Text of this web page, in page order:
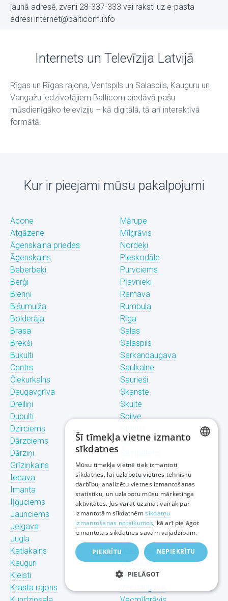
jaunā adresē, zvani 28-337-333 vai raksti uz е-pasta
adresi internet@balticom.info
Internets un Televīzija Latvijā
Rīgas un Rīgas rajona, Ventspils un Salaspils, Kauguru un
Vangažu iedzīvotājiem Balticom piedāvā pašu
mūsdienīgāko televīziju – kā digitālā, tā arī interaktīvā
formātā.
Kur ir pieejami mūsu pakalpojumi
Acone
Atgāzene
Āgenskalna priedes
Āgenskalns
Beberbeķi
Berģi
Bieriņi
Bišumuiža
Bolderāja
Brasa
Brekši
Bukulti
Centrs
Čiekurkalns
Daugavgrīva
Dreiliņi
Dubulti
Dzirciems
Dārzciems
Dārziņi
Grīziņkalns
Iecava
Imanta
Iļģuciems
Jaunciems
Jelgava
Jugla
Katlakalns
Kauguri
Kleisti
Krasta rajons
Mārupe
Mīlgrāvis
Nordeķi
Pleskodāle
Purvciems
Pļavnieki
Ramava
Rumbula
Rīga
Salas
Salaspils
Sarkandaugava
Saulkalne
Saurieši
Skanste
Skulte
Spilve
Suži
Šmerļis
Šķirotava
Teika
Torņakalns
Trīsciems
Tīraine
Upeslejas
Valdlauči
Vangaži
RUSSIAN
ENGLISH
Šī tīmekļa vietne izmanto
sīkdatnes
Mūsu tīmekļa vietnē tiek izmantoti
sīkdatnes, lai uzlabotu vietnes tehnisku
darbību, analizētu vietnes izmantošanas
statistiku, un uzlabotu mūsu mārketinga
aktivitātes. Jūs varat uzzināt vairāk par
izmantotām sīkdatnēmsīkdatņu
izmantošanas noteikumos, kā arī pielāgot
izmantotas sīkdatnes savām vajadzībām.
PIEKRĪTU NEPIEKRĪTU
PIELĀGOT